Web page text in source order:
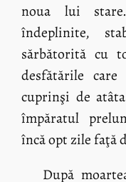
noua lui
îndeplinite,
sărbătorită cu
desfătările
cuprinşi de
împăratul
încă opt zile faţă
După